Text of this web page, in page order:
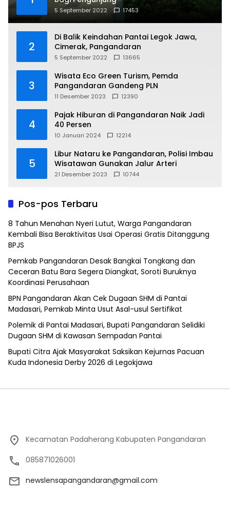
5 September 2022 17453
2
Di Balik Keindahan Pantai Legok Jawa,
Cimerak, Pangandaran
5 September 2022 13665
3
Wisata Eco Green Turism, Pemda
Pangandaran Gandeng PLN
11 Desember 2023 12390
4
Pajak Hiburan di Pangandaran Naik Jadi
40 Persen
10 Januari 2024 12214
5
Libur Nataru ke Pangandaran, Polisi Imbau
Wisatawan Gunakan Jalur Arteri
21 Desember 2023 10744
Pos-pos Terbaru
8 Tahun Menahan Nyeri Lutut, Warga Pangandaran
Kembali Bisa Beraktivitas Usai Operasi Gratis Ditanggung
BPJS
Pemkab Pangandaran Desak Bangkai Tongkang dan
Ceceran Batu Bara Segera Diangkat, Soroti Buruknya
Koordinasi Perusahaan
BPN Pangandaran Akan Cek Dugaan SHM di Pantai
Madasari, Pemkab Minta Usut Asal-usul Sertifikat
Polemik di Pantai Madasari, Bupati Pangandaran Selidiki
Dugaan SHM di Kawasan Sempadan Pantai
Bupati Citra Ajak Masyarakat Saksikan Kejurnas Pacuan
Kuda Indonesia Derby 2026 di Legokjawa
Kecamatan Padaherang Kabupaten Pangandaran
085871026001
newslensapangandaran@gmail.com